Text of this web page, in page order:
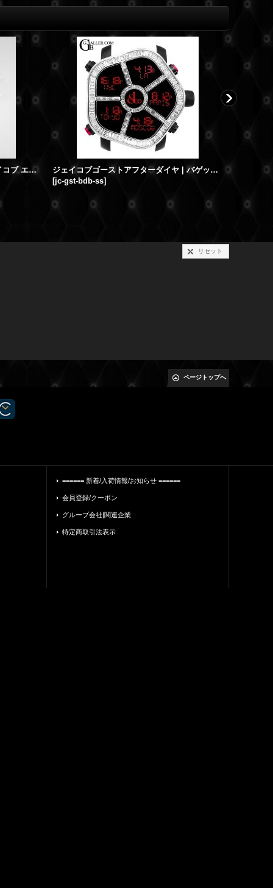
【新品 / 激レア】JACOB&CO ジェイコブ エピック X 純正レザーベルト 白 アリゲーター ストラップ
ジェイコブゴーストアフターダイヤ | バゲットダイヤモンド ベゼルカスタム JACOB&Co.時計
[jc-gst-bdb-ss]
リセット
ページトップへ
====== 新着/入荷情報/お知らせ ======
会員登録/クーポン
グループ会社|関連企業
特定商取引法表示